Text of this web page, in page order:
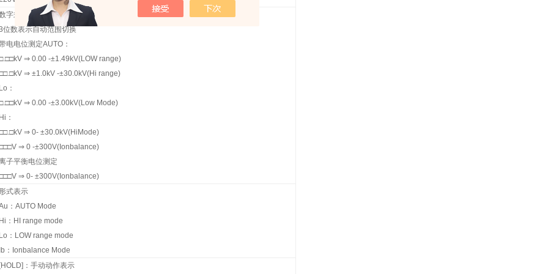
字式数值表示：
位数表示自动范围切换
电电位测定AUTO：
⇒ 0.00 -±1.49kV(LOW range)
⇒ ±1.0kV -±30.0kV(Hi range)
：
⇒ 0.00 -±3.00kV(Low Mode)
：
⇒ 0- ±30.0kV(HiMode)
⇒ 0 -±300V(Ionbalance)
子平衡电位测定
⇒ 0- ±300V(Ionbalance)
式表示
：AUTO Mode
：HI range mode
：LOW range mode
：Ionbalance Mode
：手动动作表示